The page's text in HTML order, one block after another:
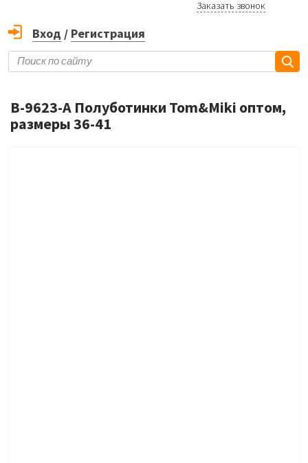
Заказать звонок
Вход / Регистрация
B-9623-A Полуботинки Tom&Miki оптом,
размеры 36-41